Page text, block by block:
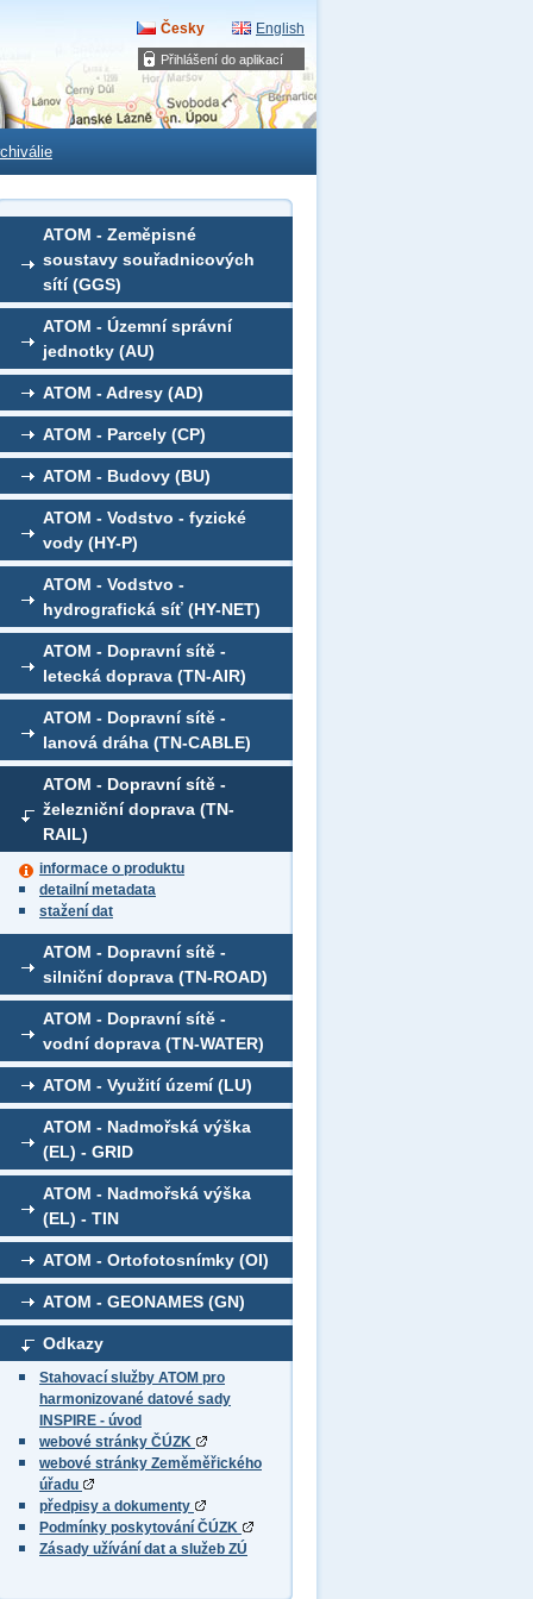
Přihlášení do aplikací
Česky English
ATOM - Zeměpisné
soustavy souřadnicových
sítí (GGS)
ATOM - Územní správní
jednotky (AU)
ATOM - Adresy (AD)
ATOM - Parcely (CP)
ATOM - Budovy (BU)
ATOM - Vodstvo - fyzické
vody (HY-P)
ATOM - Vodstvo -
hydrografická síť (HY-NET)
ATOM - Dopravní sítě -
letecká doprava (TN-AIR)
ATOM - Dopravní sítě -
lanová dráha (TN-CABLE)
ATOM - Dopravní sítě -
železniční doprava (TN-
RAIL)
informace o produktu
detailní metadata
stažení dat
ATOM - Dopravní sítě -
silniční doprava (TN-ROAD)
ATOM - Dopravní sítě -
vodní doprava (TN-WATER)
ATOM - Využití území (LU)
ATOM - Nadmořská výška
(EL) - GRID
ATOM - Nadmořská výška
(EL) - TIN
ATOM - Ortofotosnímky (OI)
ATOM - GEONAMES (GN)
Odkazy
Stahovací služby ATOM pro
harmonizované datové sady
INSPIRE - úvod
webové stránky ČÚZK
webové stránky Zeměměřického
úřadu
předpisy a dokumenty
Podmínky poskytování ČÚZK
Zásady užívání dat a služeb ZÚ